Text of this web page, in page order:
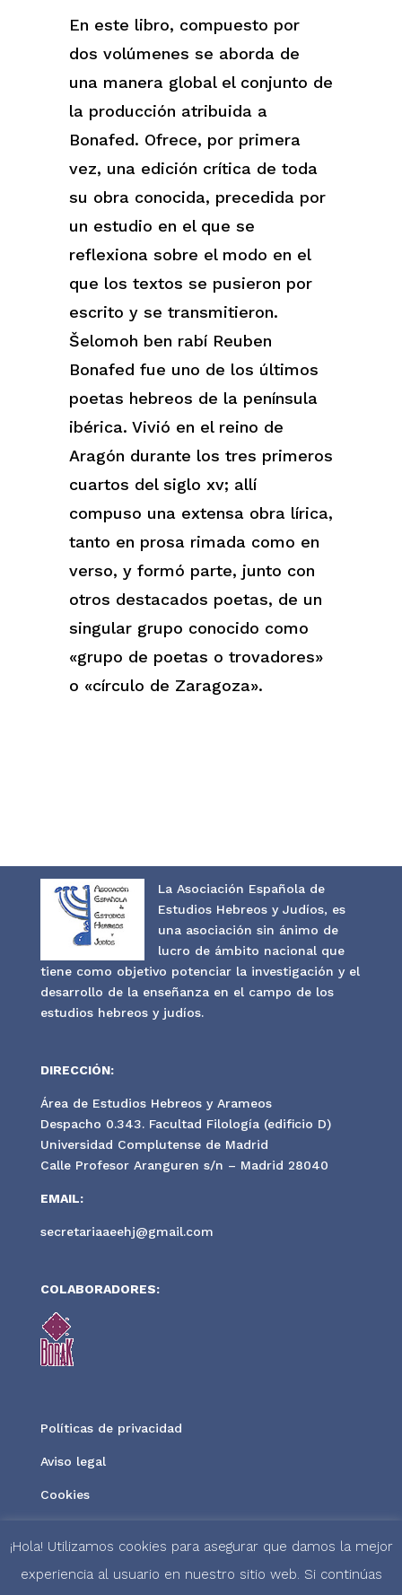
En este libro, compuesto por
dos volúmenes se aborda de
una manera global el conjunto de
la producción atribuida a
Bonafed. Ofrece, por primera
vez, una edición crítica de toda
su obra conocida, precedida por
un estudio en el que se
reflexiona sobre el modo en el
que los textos se pusieron por
escrito y se transmitieron.
Šelomoh ben rabí Reuben
Bonafed fue uno de los últimos
poetas hebreos de la península
ibérica. Vivió en el reino de
Aragón durante los tres primeros
cuartos del siglo xv; allí
compuso una extensa obra lírica,
tanto en prosa rimada como en
verso, y formó parte, junto con
otros destacados poetas, de un
singular grupo conocido como
«grupo de poetas o trovadores»
o «círculo de Zaragoza».
La Asociación Española de
Estudios Hebreos y Judíos, es
una asociación sin ánimo de
lucro de ámbito nacional que
tiene como objetivo potenciar la investigación y el
desarrollo de la enseñanza en el campo de los
estudios hebreos y judíos.
DIRECCIÓN:
Área de Estudios Hebreos y Arameos
Despacho 0.343. Facultad Filología (edificio D)
Universidad Complutense de Madrid
Calle Profesor Aranguren s/n – Madrid 28040
EMAIL:
secretariaaeehj@gmail.com
COLABORADORES:
Políticas de privacidad
Aviso legal
Cookies
¡Hola! Utilizamos cookies para asegurar que damos la mejor
experiencia al usuario en nuestro sitio web. Si continúas